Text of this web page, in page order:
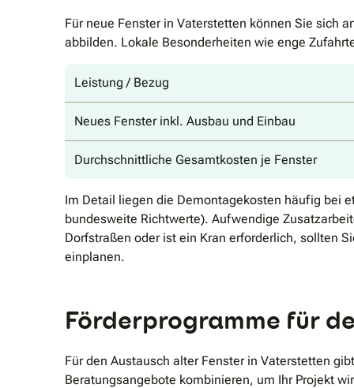
Für neue Fenster in Vaterstetten können Sie sich
abbilden. Lokale Besonderheiten wie enge
Leistung / Bezug
Neues Fenster inkl. Ausbau und Einbau
Durchschnittliche Gesamtkosten je Fenster
Im Detail liegen die Demontagekosten häufig bei
bundesweite Richtwerte). Aufwendige
Dorfstraßen oder ist ein Kran erforderlich, sollten
einplanen.
Förderprogramme für
Für den Austausch alter Fenster in Vaterstetten
Beratungsangebote kombinieren, um Ihr Projekt